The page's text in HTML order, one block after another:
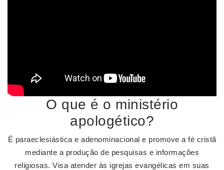
O que é o ministério
apologético?
É paraeclesiástica e adenominacional e promove a fé cristã
mediante a produção de pesquisas e informações
religiosas. Visa atender às igrejas evangélicas em suas